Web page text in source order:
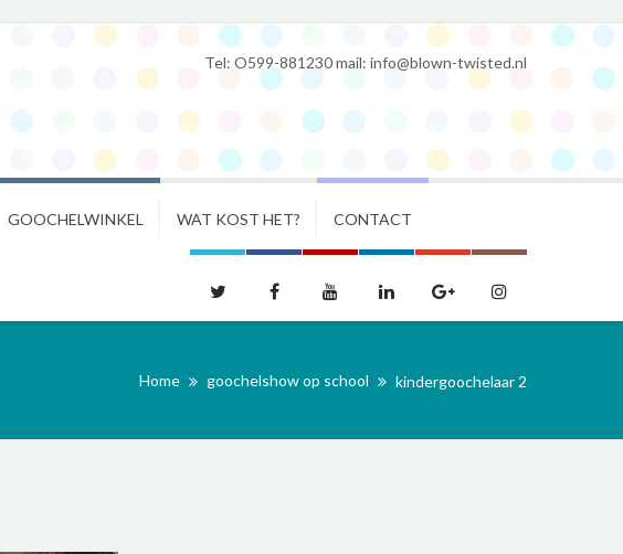
Tel: O599-881230 mail: info@blown-twisted.nl
GOOCHELWINKEL WAT KOST HET? CONTACT
Home goochelshow op school kindergoochelaar 2